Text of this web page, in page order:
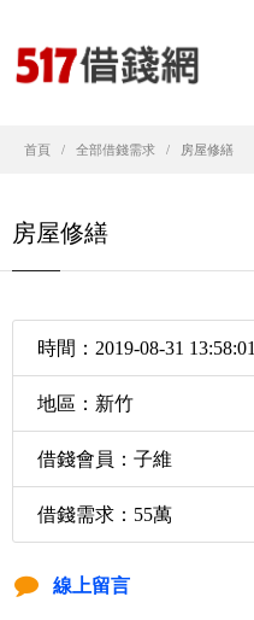
首頁 全部借錢需求 房屋修繕
房屋修繕
時間：2019-08-31 13:58:01
地區：新竹
借錢會員：子維
借錢需求：55萬
線上留言